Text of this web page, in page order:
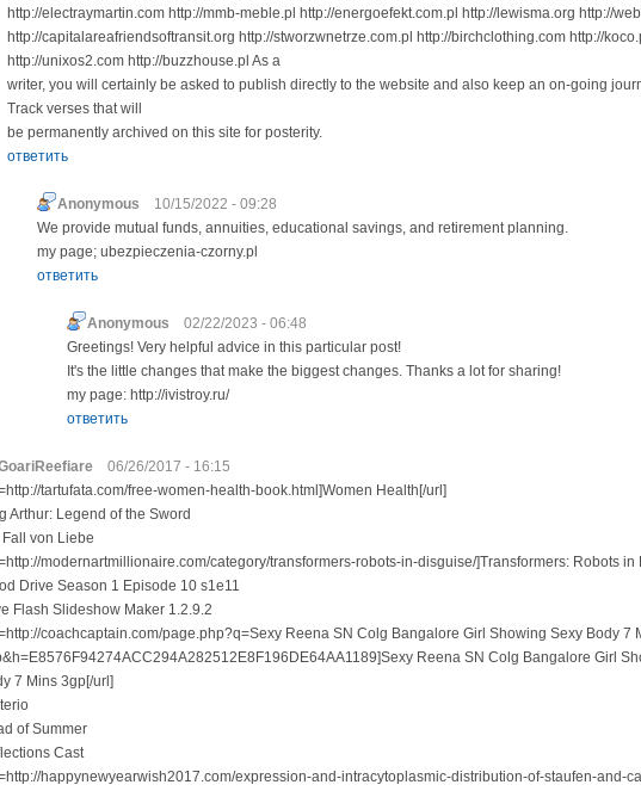
http://electraymartin.com http://mmb-meble.pl http://energoefekt.com.pl http://lewisma.org http://
http://capitalareafriendsoftransit.org http://stworzwnetrze.com.pl http://birchclothing.com http://
http://unixos2.com http://buzzhouse.pl As a
writer, you will certainly be asked to publish directly to the website and also keep an on-going
Track verses that will
be permanently archived on this site for posterity.
ответить
Anonymous
10/15/2022 - 09:28
We provide mutual funds, annuities, educational savings, and retirement planning.
my page; ubezpieczenia-czorny.pl
ответить
Anonymous
02/22/2023 - 06:48
Greetings! Very helpful advice in this particular post!
It's the little changes that make the biggest changes. Thanks a lot for sharing!
my page: http://ivistroy.ru/
ответить
06/26/2017 - 16:15
tartufata.com/free-women-health-book.html]Women Health[/url]
Arthur: Legend of the Sword
Fall von Liebe
modernartmillionaire.com/category/transformers-robots-in-disguise/]Transformers: Robots in
Drive Season 1 Episode 10 s1e11
Flash Slideshow Maker 1.2.9.2
coachcaptain.com/page.php?q=Sexy Reena SN Colg Bangalore Girl Showing Sexy Body 7
Reena SN Colg Bangalore Girl
7 Mins 3gp[/url]
of Summer
Cast
happynewyearwish2017.com/expression-and-intracytoplasmic-distribution-of-staufen-and-